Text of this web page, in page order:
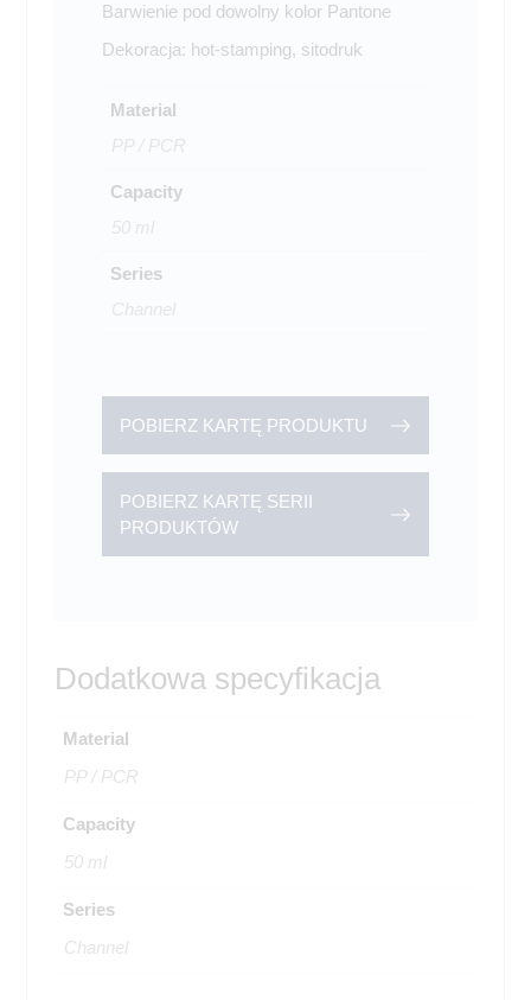
Barwienie pod dowolny kolor Pantone
Dekoracja: hot-stamping, sitodruk
Material
PP / PCR
Capacity
50 ml
Series
Channel
POBIERZ KARTĘ PRODUKTU
POBIERZ KARTĘ SERII
PRODUKTÓW
Dodatkowa specyfikacja
Material
PP / PCR
Capacity
50 ml
Series
Channel